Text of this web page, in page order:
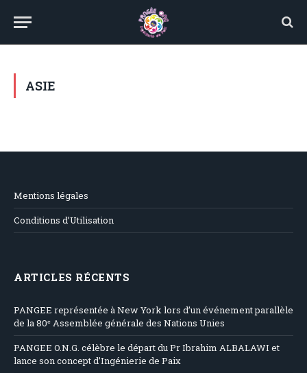
ASIE
Mentions légales
Conditions d’Utilisation
ARTICLES RÉCENTS
PANGEE représentée à New York lors d’un événement parallèle
de la 80ᵉ Assemblée générale des Nations Unies
PANGEE O.N.G. célèbre le départ du Pr Ibrahim ALBALAWI et
lance son concept d’Ingénierie de Paix